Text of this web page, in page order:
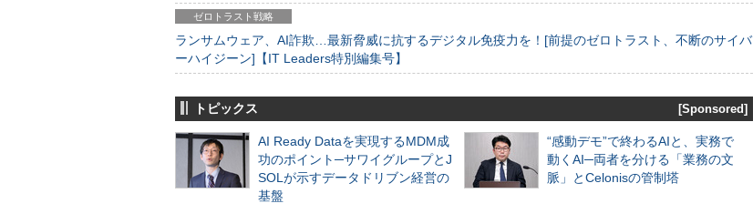
ゼロトラスト戦略
ランサムウェア、AI詐欺…最新脅威に抗するデジタル免疫力を！[前提のゼロトラスト、不断のサイバ
ーハイジーン]【IT Leaders特別編集号】
トピックス [Sponsored]
AI Ready Dataを実現するMDM成
功のポイント─サワイグループとJ
SOLが示すデータドリブン経営の
基盤
“感動デモ”で終わるAIと、実務で
動くAI─両者を分ける「業務の文
脈」とCelonisの管制塔